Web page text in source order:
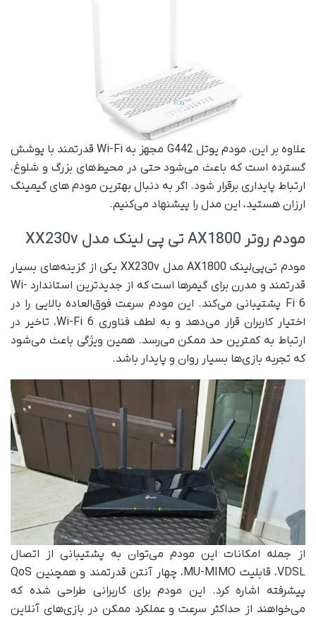
علاوه بر این، مودم یوتل G442 مجهز به Wi-Fi قدرتمند با پوشش
گسترده است که باعث می‌شود حتی در محیط‌های بزرگ و شلوغ،
ارتباط پایداری برقرار شود. اگر به دنبال بهترین مودم های گیمینگ
ارزان هستید، این مدل را پیشنهاد می‌کنیم.
مودم روتر AX1800 تی پی لینک مدل XX230v
مودم تی‌پی‌لینک AX1800 مدل XX230v یکی از گزینه‌های بسیار
قدرتمند و مدرن برای گیمرها است که از جدیدترین استاندارد Wi-
Fi 6 پشتیبانی می‌کند. این مودم سرعت فوق‌العاده بالایی را در
اختیار کاربران قرار می‌دهد و به لطف فناوری Wi-Fi 6، تاخیر در
ارتباط به کمترین حد ممکن می‌رسد. همین ویژگی باعث می‌شود
که تجربه بازی‌ها بسیار روان و پایدار باشد.
از جمله امکانات این مودم می‌توان به پشتیبانی از اتصال
VDSL، قابلیت MU-MIMO، چهار آنتن قدرتمند و همچنین QoS
پیشرفته اشاره کرد. این مودم برای کاربرانی طراحی شده که
می‌خواهند از حداکثر سرعت و عملکرد ممکن در بازی‌های آنلاین